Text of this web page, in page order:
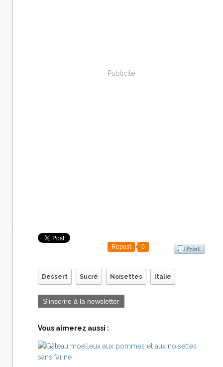
Publicité
Repost 0
Dessert Sucré Noisettes Italie
S'inscrire à la newsletter
Vous aimerez aussi :